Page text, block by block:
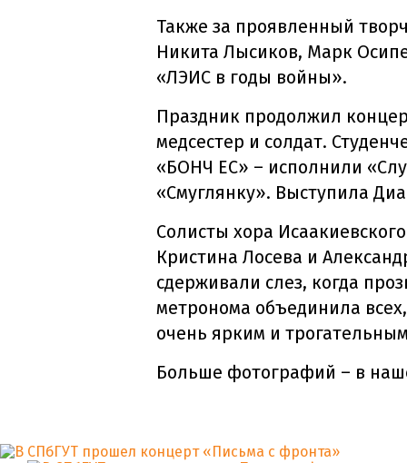
Также за проявленный
Никита Лысиков, Марк
«ЛЭИС в годы войны».
Праздник продолжил
медсестер и солдат.
«БОНЧ ЕС» – исполнили
«Смуглянку». Выступила
Солисты хора
Кристина Лосева и
сдерживали слез, когда
метронома объединила
очень ярким и
Больше фотографий – в